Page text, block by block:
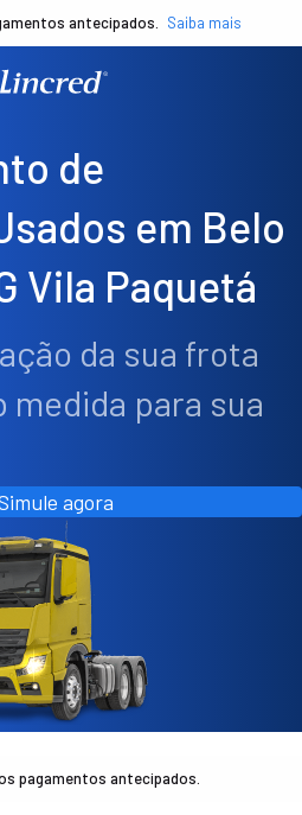
antecipados. Saiba mais
de
em Belo
Vila Paquetá
da sua frota
medida para sua
agora
pagamentos antecipados.